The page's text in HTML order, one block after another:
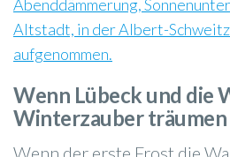
Wenn Lübeck und die
Winterzauber träumen
Wenn der erste Frost die